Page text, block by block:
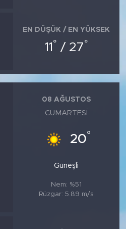
EN DÜŞÜK / EN YÜKSEK
11 ° / 27°
08 AĞUSTOS
CUMARTESI
20°
Güneşli
Nem: %51
Rüzgar: 5.89 m/s